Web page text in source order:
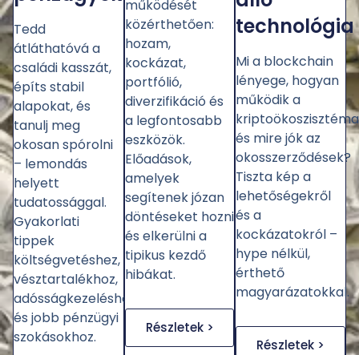
Tedd
átláthatóvá a
családi kasszát,
építs stabil
alapokat, és
tanulj meg
okosan spórolni
– lemondás
helyett
tudatossággal.
Gyakorlati
tippek
költségvetéshez,
vésztartalékhoz,
adósságkezeléshez
és jobb pénzügyi
szokásokhoz.
működését
közérthetően:
hozam,
kockázat,
portfólió,
diverzifikáció és
a legfontosabb
eszközök.
Előadások,
amelyek
segítenek józan
döntéseket hozni
és elkerülni a
tipikus kezdő
hibákat.
Részletek >
technológia
Mi a blockchain
lényege, hogyan
működik a
és mire jók az
okosszerződések?
Tiszta kép a
lehetőségekről
és a
kockázatokról –
hype nélkül,
érthető
magyarázatokkal.
Részletek >